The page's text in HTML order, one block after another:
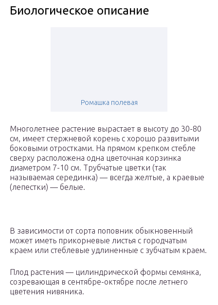
Биологическое описание
Ромашка полевая
Многолетнее растение вырастает в высоту до 30-80
см, имеет стержневой корень с хорошо развитыми
боковыми отростками. На прямом крепком стебле
сверху расположена одна цветочная корзинка
диаметром 7-10 см. Трубчатые цветки (так
называемая серединка) — всегда желтые, а краевые
(лепестки) — белые.
В зависимости от сорта поповник обыкновенный
может иметь прикорневые листья с городчатым
краем или стеблевые удлиненные с зубчатым краем.
Плод растения — цилиндрической формы семянка,
созревающая в сентябре-октябре после летнего
цветения нивяника.